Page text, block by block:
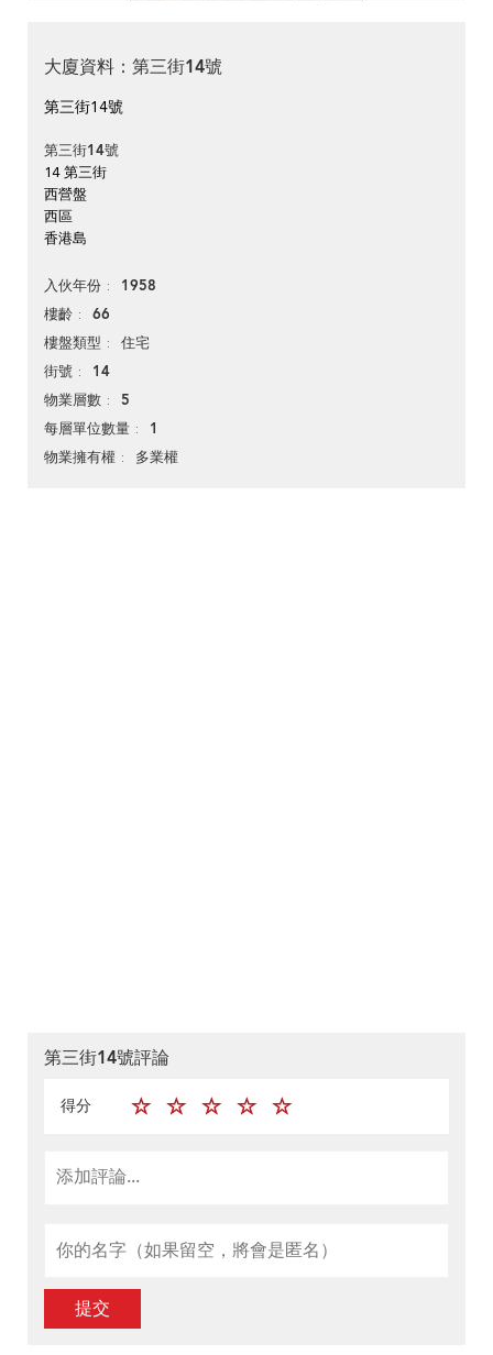
大廈資料：第三街14號
第三街14號
第三街14號
14 第三街
西營盤
西區
香港島
入伙年份 1958
樓齡 66
樓盤類型 住宅
街號 14
物業層數 5
每層單位數量 1
物業擁有權 多業權
第三街14號評論
得分
提交